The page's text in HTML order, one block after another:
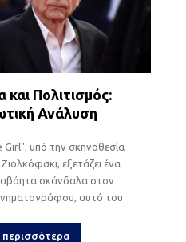
και Πολιτισμός:
Ανάλυση
Girl", υπό την σκηνοθεσία
εξετάζει ένα
σκάνδαλα στον
αυτό του
περισσότερα